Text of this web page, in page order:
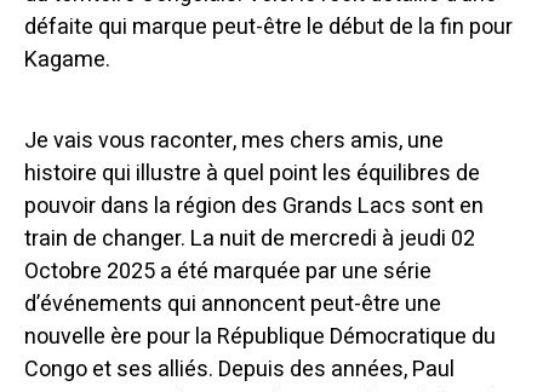
défaite qui marque peut-être le début de la fin pour
Kagame.
Je vais vous raconter, mes chers amis, une
histoire qui illustre à quel point les équilibres de
pouvoir dans la région des Grands Lacs sont en
train de changer. La nuit de mercredi à jeudi 02
Octobre 2025 a été marquée par une série
d’événements qui annoncent peut-être une
nouvelle ère pour la République Démocratique du
Congo et ses alliés. Depuis des années, Paul